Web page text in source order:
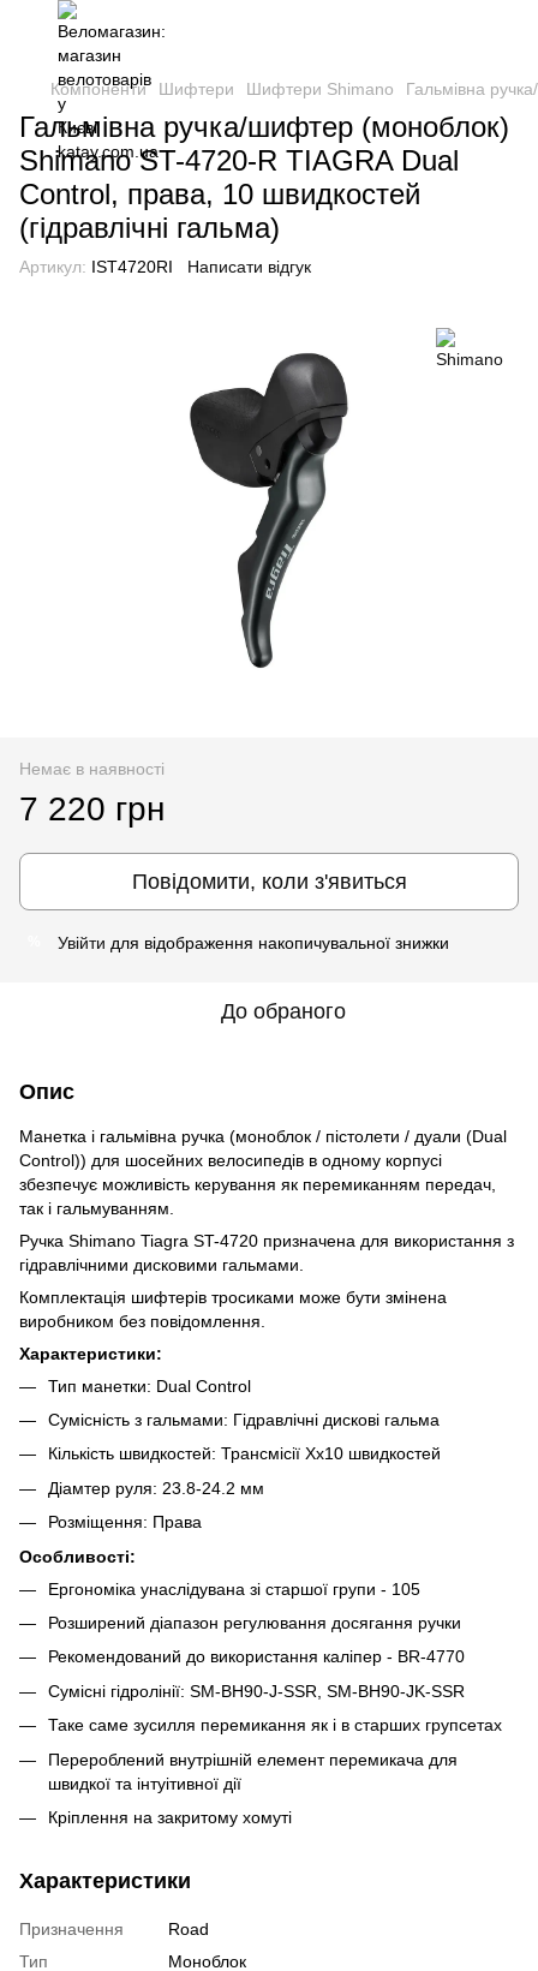
Компоненти Шифтери Шифтери Shimano Гальмівна
Гальмівна ручка/шифтер (моноблок)
Shimano ST-4720-R TIAGRA Dual
Control, права, 10 швидкостей
(гідравлічні гальма)
Артикул: IST4720RI Написати відгук
Немає в наявності
7 220 грн
Повідомити, коли з'явиться
Увійти для відображення накопичувальної знижки
До обраного
Опис
Манетка і гальмівна ручка (моноблок / пістолети / дуали (Dual
Control)) для шосейних велосипедів в одному корпусі
збезпечує можливість керування як перемиканням передач,
так і гальмуванням.
Ручка Shimano Tiagra ST-4720 призначена для використання з
гідравлічними дисковими гальмами.
Комплектація шифтерів тросиками може бути змінена
виробником без повідомлення.
Характеристики:
Тип манетки: Dual Control
Сумісність з гальмами: Гідравлічні дискові гальма
Кількість швидкостей: Трансмісії Xx10 швидкостей
Діамтер руля: 23.8-24.2 мм
Розміщення: Права
Особливості:
Ергономіка унаслідувана зі старшої групи - 105
Розширений діапазон регулювання досягання ручки
Рекомендований до використання каліпер - BR-4770
Сумісні гідролінії: SM-BH90-J-SSR, SM-BH90-JK-SSR
Таке саме зусилля перемикання як і в старших групсетах
Перероблений внутрішній елемент перемикача для
швидкої та інтуітивної дії
Кріплення на закритому хомуті
Характеристики
Призначення
Road
Тип
Моноблок